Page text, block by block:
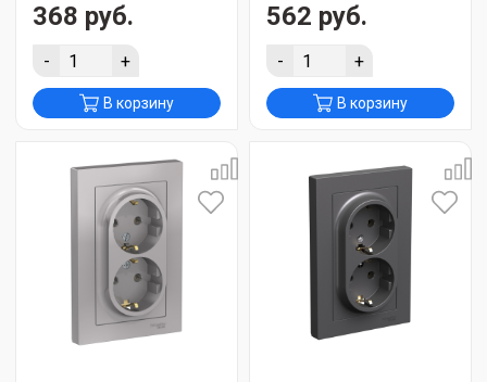
368 руб.
- +
В корзину
562 руб.
- +
В корзину